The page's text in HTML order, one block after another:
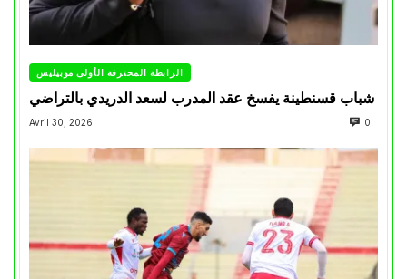
الرابطة المحترفة الأولى موبيليس
شباب قسنطينة يفسخ عقد المدرب لسعد الدريدي بالتراضي
Avril 30, 2026 0